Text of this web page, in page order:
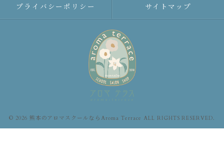
プライバシーポリシー サイトマップ
© 2026 熊本のアロマスクールならAroma Terrace ALL RIGHTS RESERVED.